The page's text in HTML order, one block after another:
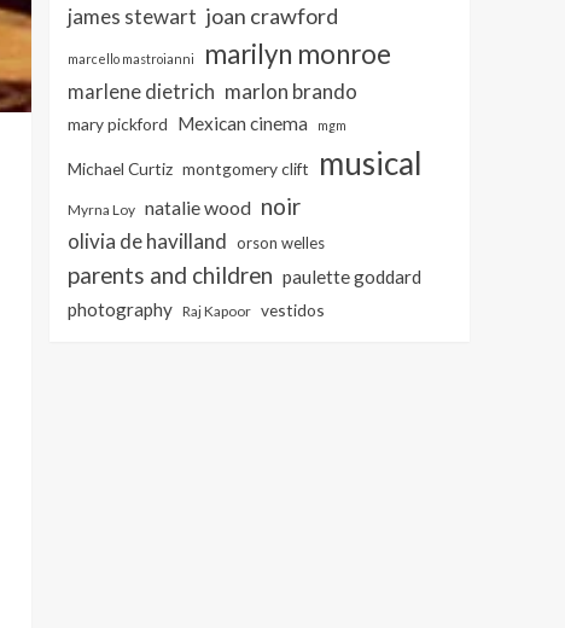
james stewart joan crawford
marcello mastroianni marilyn monroe
marlene dietrich marlon brando
mary pickford Mexican cinema mgm
Michael Curtiz montgomery clift musical
Myrna Loy natalie wood noir
olivia de havilland orson welles
parents and children paulette goddard
photography Raj Kapoor vestidos